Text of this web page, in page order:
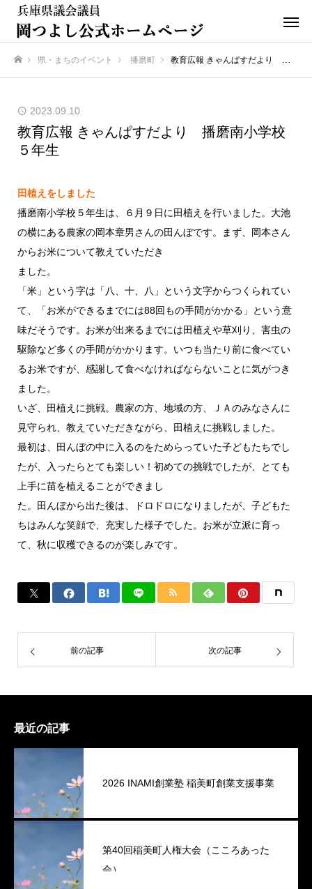
県・まちのイベント 播磨町 教育広報 きゃんぱすだより 播磨南小学校５年生
2023.09.10
教育広報 きゃんぱすだより 播磨南小学校
５年生
田植えをしました
播磨南小学校５年生は、６月９日に田植えを行いました。大池
の横にある農家の岡本章男さんの田んぼです。まず、岡本さん
からお米について教えていただき
ました。
「米」という字は「八、十、八」という文字からつくられてい
て、「お米ができるまでには88回もの手間がかかる」という意
味だそうです。お米が出来るまでには田植えや草刈り、害虫の
駆除など多くの手間がかかります。いつも当たり前に食べてい
るお米ですが、感謝して食べなければならないことに気がつき
ました。
いざ、田植えに挑戦。農家の方、地域の方、ＪＡのみなさんに
見守られ、教えていただきながら、田植えに挑戦しました。
最初は、田んぼの中に入るのをためらっていた子どもたちでし
たが、入ったらとても楽しい！初めての挑戦でしたが、とても
上手に苗を植えることができまし
た。田んぼから出た後は、ドロドロになりましたが、子どもた
ちはみんな笑顔で、充実した様子でした。お米が立派に育っ
て、秋に収穫できるのが楽しみです。
前の記事 次の記事
最近の記事
2026 INAMI創業塾 稲美町創業支援事業
第40回稲美町人権大会（こころあった
会）